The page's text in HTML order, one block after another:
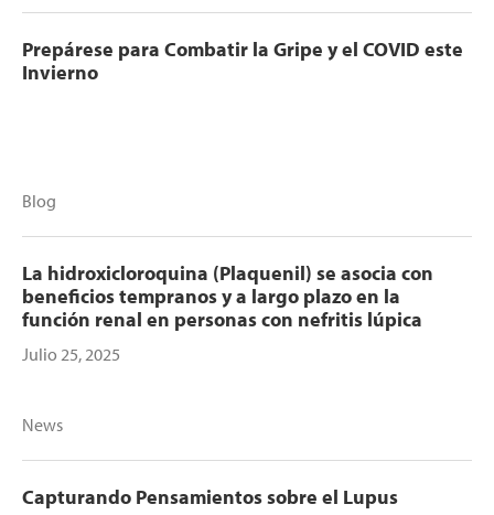
Prepárese para Combatir la Gripe y el COVID este
Invierno
Blog
La hidroxicloroquina (Plaquenil) se asocia con
beneficios tempranos y a largo plazo en la
función renal en personas con nefritis lúpica
Julio 25, 2025
News
Capturando Pensamientos sobre el Lupus